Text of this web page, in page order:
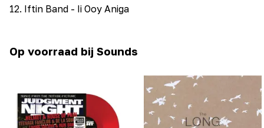
12. Iftin Band - Ii Ooy Aniga
Op voorraad bij Sounds